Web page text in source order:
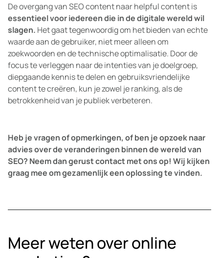
De overgang van SEO content naar helpful content is
essentieel voor iedereen die in de digitale wereld wil
slagen. Het gaat tegenwoordig om het bieden van echte
waarde aan de gebruiker, niet meer alleen om
zoekwoorden en de technische optimalisatie. Door de
focus te verleggen naar de intenties van je doelgroep,
diepgaande kennis te delen en gebruiksvriendelijke
content te creëren, kun je zowel je ranking, als de
betrokkenheid van je publiek verbeteren.
Heb je vragen of opmerkingen, of ben je opzoek naar
advies over de veranderingen binnen de wereld van
SEO? Neem dan gerust contact met ons op! Wij kijken
graag mee om gezamenlijk een oplossing te vinden.
Meer weten over online